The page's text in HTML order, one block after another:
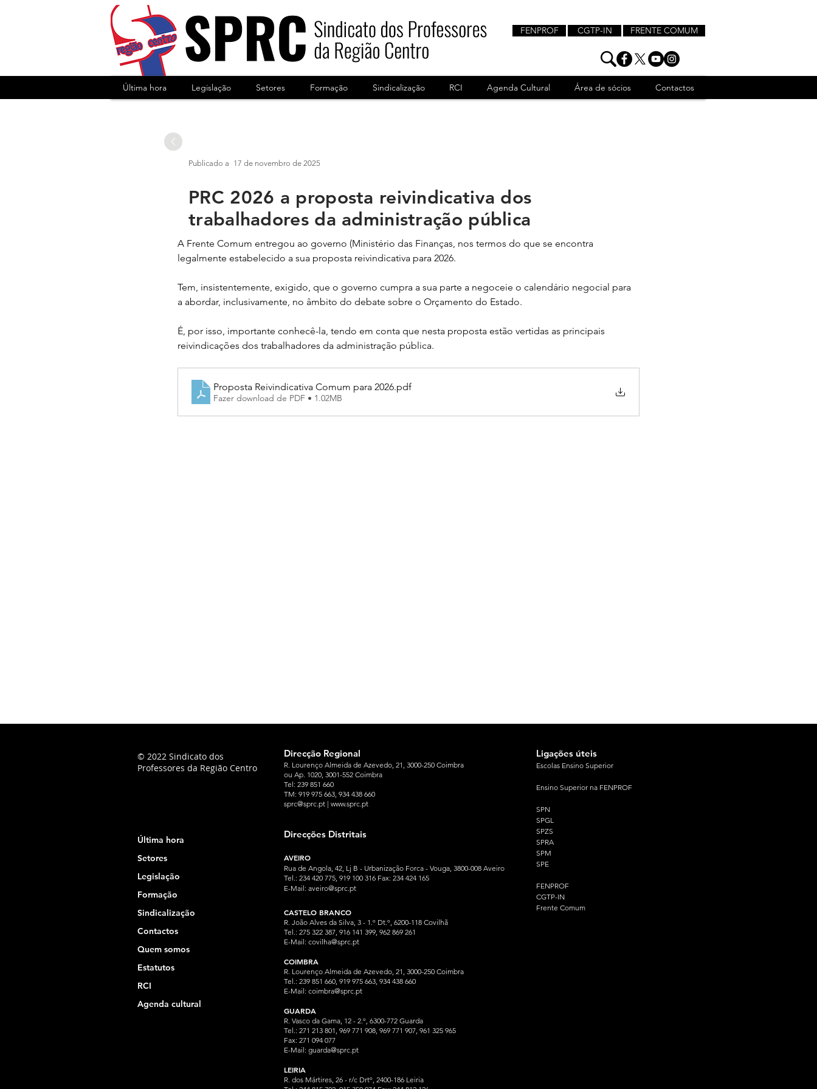
FENPROF CGTP-IN FRENTE COMUM
Última hora Legislação Setores Formação Sindicalização RCI Agenda Cultural Área de sócios Contactos
Publicado a 17 de novembro de 2025
PRC 2026 a proposta reivindicativa dos
trabalhadores da administração pública
A Frente Comum entregou ao governo (Ministério das Finanças, nos termos do que se encontra
legalmente estabelecido a sua proposta reivindicativa para 2026.
Tem, insistentemente, exigido, que o governo cumpra a sua parte a negoceie o calendário negocial para
a abordar, inclusivamente, no âmbito do debate sobre o Orçamento do Estado.
É, por isso, importante conhecê-la, tendo em conta que nesta proposta estão vertidas as principais
reivindicações dos trabalhadores da administração pública.
Proposta Reivindicativa Comum para 2026.pdf
Fazer download de PDF • 1.02MB
© 2022 Sindicato dos
Professores da Região Centro
Direcção Regional
R. Lourenço Almeida de Azevedo, 21, 3000-250 Coimbra
ou Ap. 1020, 3001-552 Coimbra
Tel: 239 851 660
TM: 919 975 663, 934 438 660
sprc@sprc.pt | www.sprc.pt
Última hora
Setores
Legislação
Formação
Sindicalização
Contactos
Quem somos
Estatutos
RCI
Agenda cultural
Direcções Distritais
AVEIRO
Rua de Angola, 42, Lj B - Urbanização Forca - Vouga, 3800-008 Aveiro
Tel.: 234 420 775, 919 100 316 Fax: 234 424 165
E-Mail: aveiro@sprc.pt
CASTELO BRANCO
R. João Alves da Silva, 3 - 1.º Dt.º, 6200-118 Covilhã
Tel.: 275 322 387, 916 141 399, 962 869 261
E-Mail: covilha@sprc.pt
COIMBRA
R. Lourenço Almeida de Azevedo, 21, 3000-250 Coimbra
Tel.: 239 851 660, 919 975 663, 934 438 660
E-Mail: coimbra@sprc.pt
GUARDA
R. Vasco da Gama, 12 - 2.º, 6300-772 Guarda
Tel.: 271 213 801, 969 771 908, 969 771 907, 961 325 965
Fax: 271 094 077
E-Mail: guarda@sprc.pt
LEIRIA
R. dos Mártires, 26 - r/c Drtº, 2400-186 Leiria
Ligações úteis
Escolas Ensino Superior
Ensino Superior na FENPROF
SPN
SPGL
SPZS
SPRA
SPM
SPE
FENPROF
CGTP-IN
Frente Comum